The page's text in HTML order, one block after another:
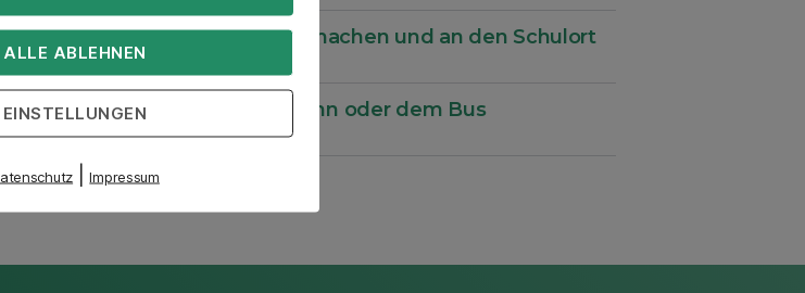
eine Ausbildung an der MBA machen und an den Schulort
Ist die Schule gut mit der Bahn oder dem Bus
ALLE ABLEHNEN
EINSTELLUNGEN
|Impressum